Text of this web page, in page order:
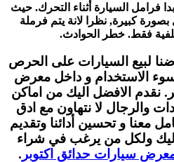
فرامل السيارة أثناء التحرك. حيث
كبيرة, نظرا لانة يتم فرملة
فقط. خطر الحوادث.
لبيع السيارات على الحرص
سوء الاستخدام و داخل معرض
نقدم الافضل اليك من اماكن
والرجال لا نتهاون مع ادق
معنا و تحسين أدائنا وتقديم
ولكل من يرغب في شراء
سيارات حدائق اكتوبر .